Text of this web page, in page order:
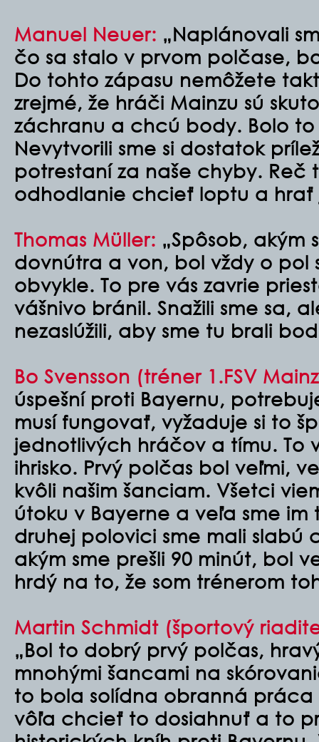
Manuel Neuer: „Naplánovali
čo sa stalo v prvom polčase,
Do tohto zápasu nemôžete
zrejmé, že hráči Mainzu sú
záchranu a chcú body. Bolo to
Nevytvorili sme si dostatok
potrestaní za naše chyby. Reč
odhodlanie chcieť loptu a hrať
Thomas Müller: „Spôsob, akým
dovnútra a von, bol vždy o pol
obvykle. To pre vás zavrie
vášnivo bránil. Snažili sme sa,
nezaslúžili, aby sme tu brali
Bo Svensson (tréner 1.FSV
úspešní proti Bayernu,
musí fungovať, vyžaduje si to
jednotlivých hráčov a tímu. To
ihrisko. Prvý polčas bol veľmi,
kvôli našim šanciam. Všetci
útoku v Bayerne a veľa sme im
druhej polovici sme mali slabú
akým sme prešli 90 minút, bol
hrdý na to, že som trénerom
Martin Schmidt (športový
„Bol to dobrý prvý polčas,
mnohými šancami na
to bola solídna obranná
vôľa chcieť to dosiahnuť a to